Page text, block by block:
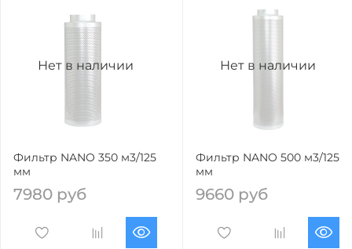
Нет в наличии
Фильтр NANO 350 м3/125
мм
7980 руб
Нет в наличии
Фильтр NANO 500 м3/125
мм
9660 руб